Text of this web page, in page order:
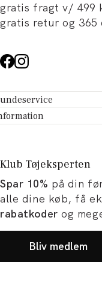
gratis fragt v/ 499
gratis retur og 365
-
dit køb
Tøjeksperten
og artikler
og karriere
Klub Tøjeksperten
Spar 10% på din
alle dine køb, få
rabatkoder og
Bliv medlem